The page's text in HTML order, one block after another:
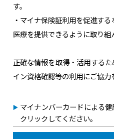
す。
・マイナ保険証利用を促進す
医療を提供できるように取り組
正確な情報を取得・活用する
イン資格確認等の利用にご協力
マイナンバーカードによる
クリックしてください。